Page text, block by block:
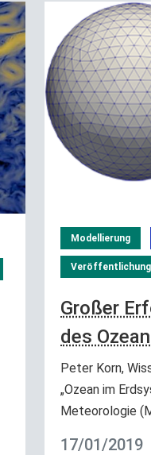
Modellierung
Veröffentlichung
Großer
des
Peter Korn,
„Ozean im
Meteorologie
17/01/2019